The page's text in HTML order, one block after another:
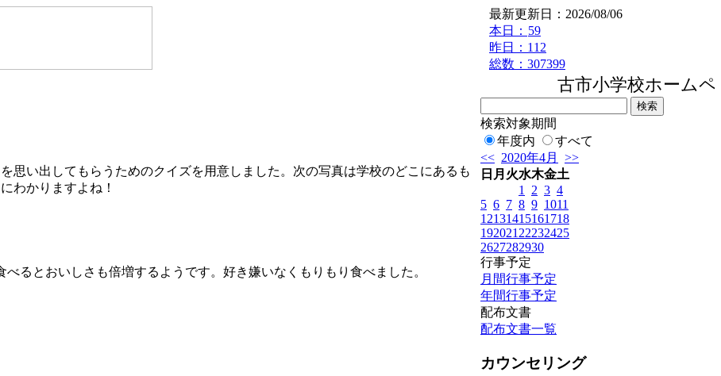
最新更新日：2026/08/06
本日： 59
昨日：112
総数：307399
古市小学校ホーム
思い出してもらうためのクイズを用意しました。次の写真は学校のどこにあるも
わかりますよね！
るとおいしさも倍増するようです。好き嫌いなくもりもり食べました。
検索対象期間
年度内
すべて
<< 2020年4月
>>
日 月 火水木金土
1
2 3 4
5 6 7 8 9 1011
12131415161718
192021 22232425
2627282930
行事予定
月間行事予定
年間行事予定
配布文書
配布文書一覧
カウンセリング